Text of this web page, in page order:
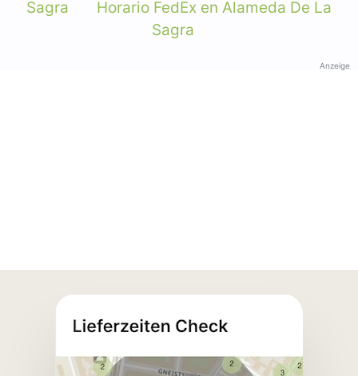
Sagra
Horario FedEx en Alameda De La
Sagra
Anzeige